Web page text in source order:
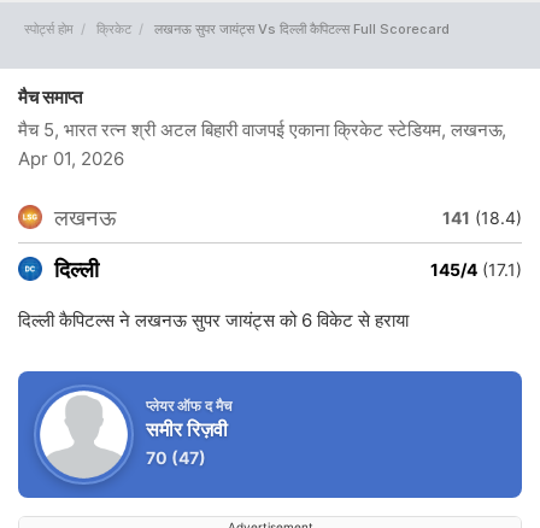
स्पोर्ट्स होम क्रिकेट लखनऊ सुपर जायंट्स Vs दिल्ली कैपिटल्स Full Scorecard
मैच समाप्त
मैच 5, भारत रत्न श्री अटल बिहारी वाजपई एकाना क्रिकेट स्टेडियम, लखनऊ,
Apr 01, 2026
लखनऊ 141 (18.4)
दिल्ली 145/4 (17.1)
दिल्ली कैपिटल्स ने लखनऊ सुपर जायंट्स को 6 विकेट से हराया
प्लेयर ऑफ द मैच
समीर रिज़वी
70 (47)